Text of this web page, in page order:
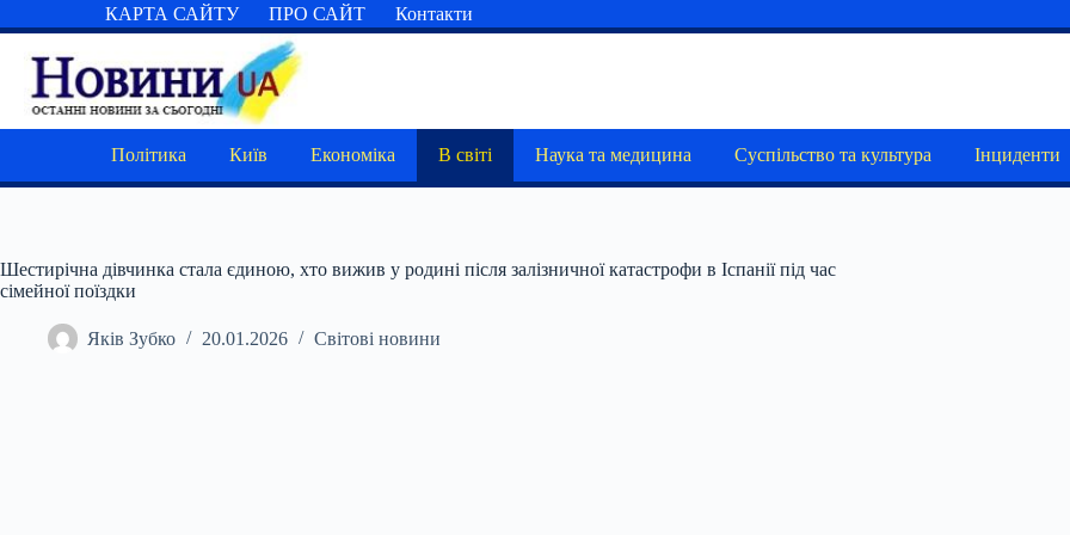
до
вмісту
КАРТА САЙТУ ПРО САЙТ Контакти
Політика Київ Економіка В світі Наука та медицина Суспільство та культура Інциденти
Шестирічна дівчинка стала єдиною, хто вижив у родині після залізничної катастрофи в Іспанії під час
сімейної поїздки
Яків Зубко 20.01.2026 Світові новини